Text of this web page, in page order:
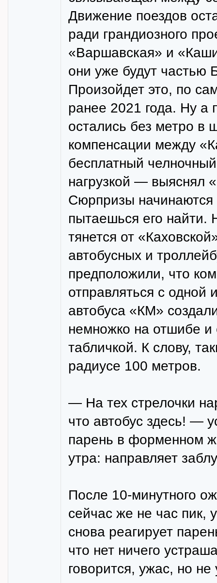
Движение поездов
ради грандиозного
«Варшавская» и
они уже будут частью
Произойдет это, по
ранее 2021 года. Ну а
остались без метро в
компенсации между
бесплатный
нагрузкой — выяснял
Сюрпризы начинаются
пытаешься его найти.
тянется от
автобусных и
предположили, что
отправляться с одной
автобуса «КМ»
немножко на отшибе и
табличкой. К слову,
радиусе 100 метров.
— На тех стрелочки
что автобус здесь! —
парень в форменном
утра: направляет
После 10-минутного
сейчас же не час пик,
снова реагирует
что нет ничего
говорится, ужас, но